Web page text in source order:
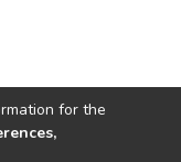
for the